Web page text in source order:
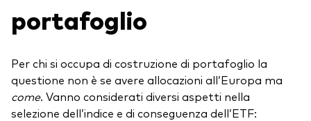
portafoglio
Per chi si occupa di costruzione di portafoglio la
questione non è se avere allocazioni all’Europa ma
come. Vanno considerati diversi aspetti nella
selezione dell’indice e di conseguenza dell’ETF: